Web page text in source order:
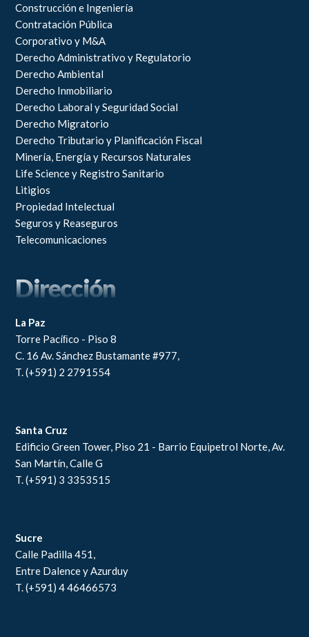
Construcción e Ingeniería
Contratación Pública
Corporativo y M&A
Derecho Administrativo y Regulatorio
Derecho Ambiental
Derecho Inmobiliario
Derecho Laboral y Seguridad Social
Derecho Migratorio
Derecho Tributario y Planificación Fiscal
Minería, Energía y Recursos Naturales
Life Science y Registro Sanitario
Litigios
Propiedad Intelectual
Seguros y Reaseguros
Telecomunicaciones
Dirección
La Paz
Torre Pacíﬁco - Piso 8
C. 16 Av. Sánchez Bustamante #977,
T. (+591) 2 2791554
Santa Cruz
Edificio Green Tower, Piso 21 - Barrio Equipetrol Norte, Av.
San Martín, Calle G
T. (+591) 3 3353515
Sucre
Calle Padilla 451,
Entre Dalence y Azurduy
T. (+591) 4 46466573